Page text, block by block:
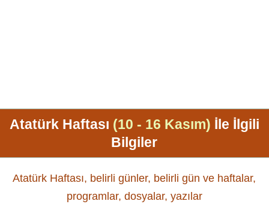
Atatürk Haftası (10 - 16 Kasım) İle İlgili
Bilgiler
Atatürk Haftası, belirli günler, belirli gün ve haftalar,
programlar, dosyalar, yazılar